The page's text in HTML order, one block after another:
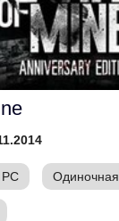
PC Одиночная